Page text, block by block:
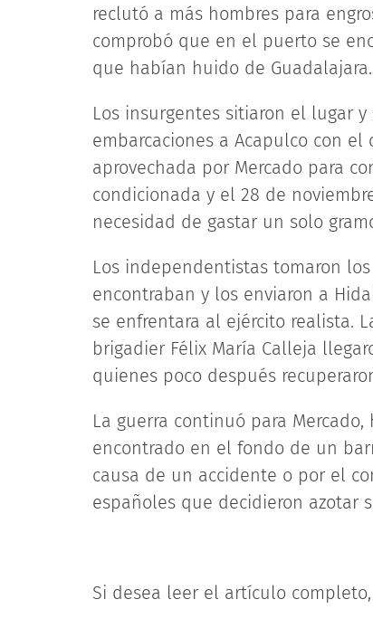
reclutó a más hombres para
comprobó que en el puerto se
que habían huido de Guadalajara.
Los insurgentes sitiaron el lugar
embarcaciones a Acapulco con
aprovechada por Mercado para
condicionada y el 28 de
necesidad de gastar un solo
Los independentistas tomaron
encontraban y los enviaron a
se enfrentara al ejército realista.
brigadier Félix María Calleja
quienes poco después
La guerra continuó para
encontrado en el fondo de un
causa de un accidente o por el
españoles que decidieron azotar
Si desea leer el artículo